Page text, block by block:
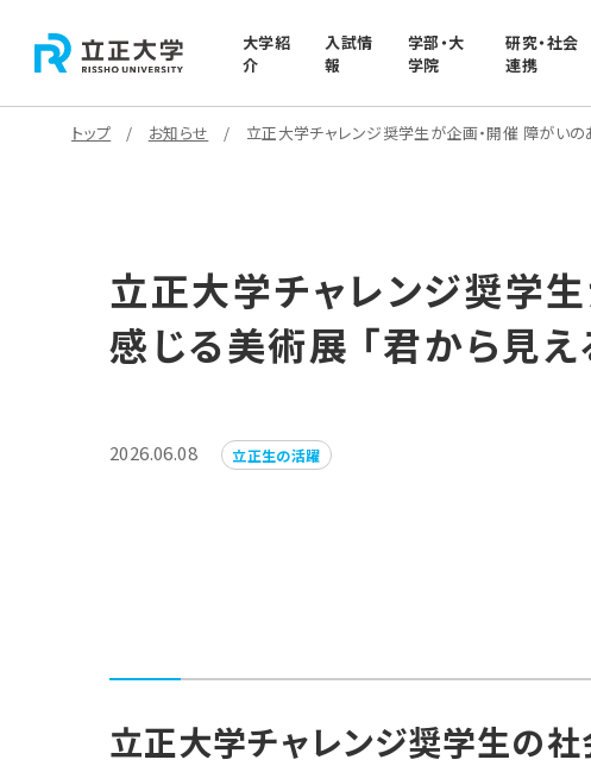
大学紹
介
入試情
報
学部・大
学院
研究・社会
連携
トップ お知らせ 立正大学チャレンジ奨学生が企画・開催 障がい
立正大学チャレンジ奨学
感じる美術展 「君から見え
2026.06.08 立正生の活躍
立正大学チャレンジ奨学生の社